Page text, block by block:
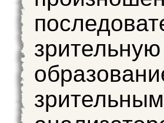
зрительную